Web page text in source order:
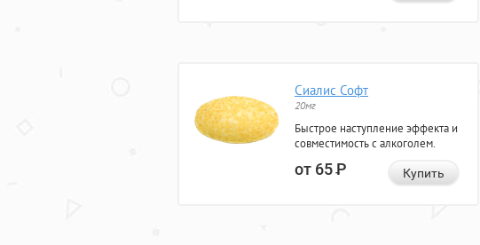
Сиалис Софт
20мг
Быстрое наступление эффекта и
совместимость с алкоголем.
от 65Р Купить